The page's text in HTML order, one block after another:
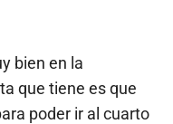
bien en la
que tiene es que
poder ir al cuarto